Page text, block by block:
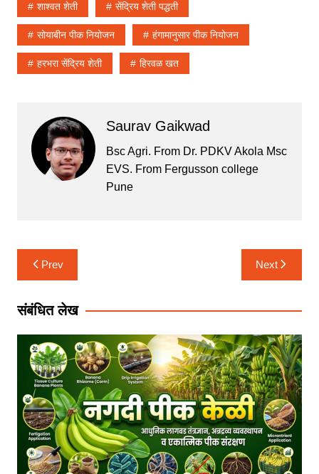
शाश्वत शेती सेंद्रिय शेती पद्धती
सोयाबीन पीक नियोजन हंगामानुसार पीक नियोजन
हरभरा सेंद्रिय शेती हिरवळ खत
Saurav Gaikwad
Bsc Agri. From Dr. PDKV Akola Msc
EVS. From Fergusson college
Pune
Post
navigation
Prev Next
संबंधित लेख